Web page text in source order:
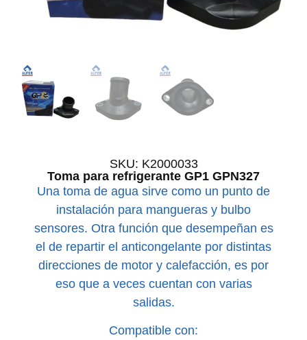
SKU: K2000033
Toma para refrigerante GP1 GPN327
Una toma de agua sirve como un punto de
instalación para mangueras y bulbo
sensores. Otra función que desempeñan es
el de repartir el anticongelante por distintas
direcciones de motor y calefacción, es por
eso que a veces cuentan con varias
salidas.
Compatible con: